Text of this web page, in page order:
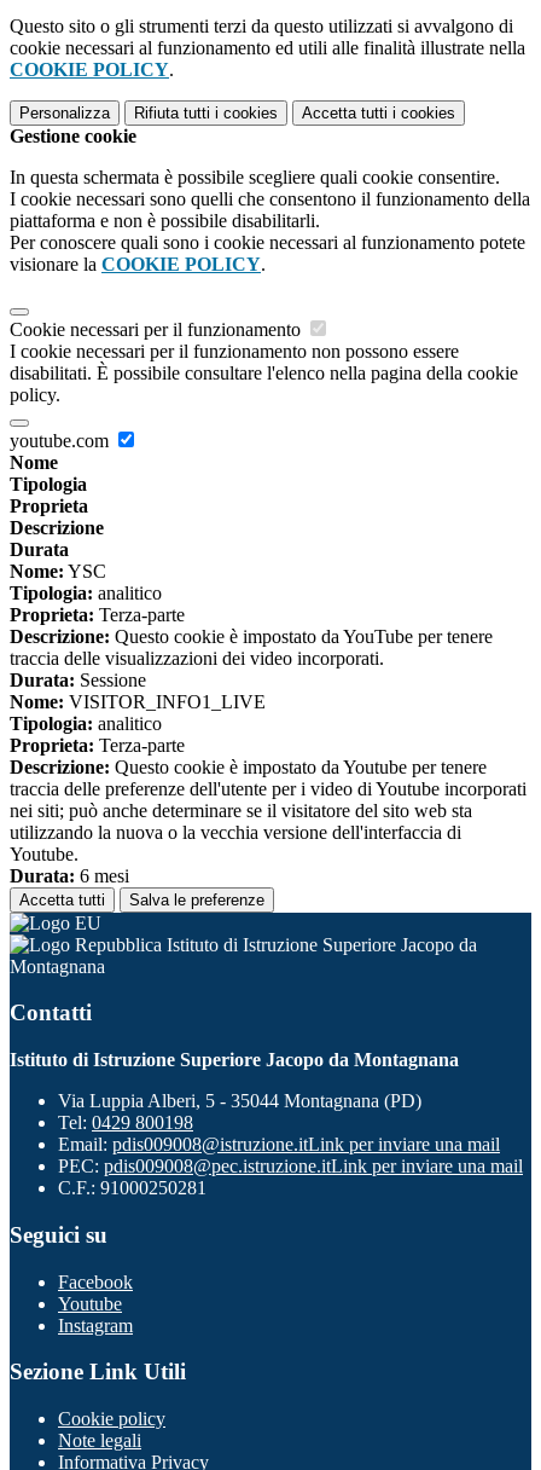
Questo sito o gli strumenti terzi da questo utilizzati si avvalgono di
cookie necessari al funzionamento ed utili alle finalità illustrate nella
COOKIE POLICY.
Personalizza Rifiuta tutti i cookies Accetta tutti i cookies
Gestione cookie
In questa schermata è possibile scegliere quali cookie consentire.
I cookie necessari sono quelli che consentono il funzionamento della
piattaforma e non è possibile disabilitarli.
Per conoscere quali sono i cookie necessari al funzionamento potete
visionare la COOKIE POLICY.
Cookie necessari per il funzionamento
I cookie necessari per il funzionamento non possono essere
disabilitati. È possibile consultare l'elenco nella pagina della cookie
policy.
youtube.com
Nome
Tipologia
Proprieta
Descrizione
Durata
Nome: YSC
Tipologia: analitico
Proprieta: Terza-parte
Descrizione: Questo cookie è impostato da YouTube per tenere
traccia delle visualizzazioni dei video incorporati.
Durata: Sessione
Nome: VISITOR_INFO1_LIVE
Tipologia: analitico
Proprieta: Terza-parte
Descrizione: Questo cookie è impostato da Youtube per tenere
traccia delle preferenze dell'utente per i video di Youtube incorporati
nei siti; può anche determinare se il visitatore del sito web sta
utilizzando la nuova o la vecchia versione dell'interfaccia di
Youtube.
Durata: 6 mesi
Accetta tutti Salva le preferenze
Istituto di Istruzione Superiore Jacopo da
Montagnana
Contatti
Istituto di Istruzione Superiore Jacopo da Montagnana
Via Luppia Alberi, 5 - 35044 Montagnana (PD)
Tel: 0429 800198
Email: pdis009008@istruzione.itLink per inviare una mail
PEC: pdis009008@pec.istruzione.itLink per inviare una mail
C.F.: 91000250281
Seguici su
Facebook
Youtube
Instagram
Sezione Link Utili
Cookie policy
Note legali
Informativa Privacy